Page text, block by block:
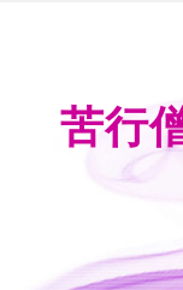
苦行